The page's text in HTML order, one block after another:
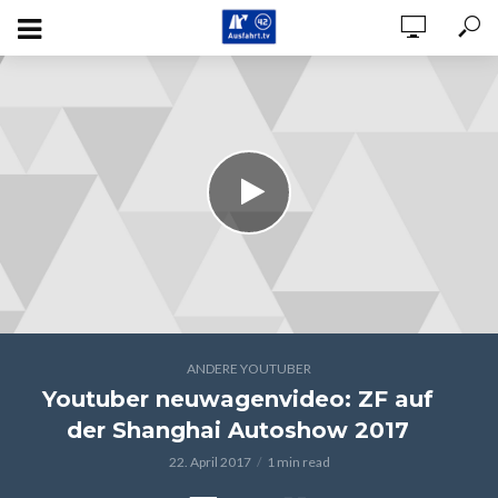
ANDERE YOUTUBER
Youtuber neuwagenvideo: ZF auf
der Shanghai Autoshow 2017
22. April 2017 1 min read